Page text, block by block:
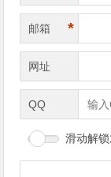
邮箱 *
网址
QQ
滑动解